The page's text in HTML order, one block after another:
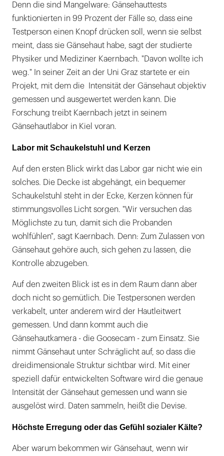
Denn die sind Mangelware: Gänsehauttests
funktionierten in 99 Prozent der Fälle so, dass eine
Testperson einen Knopf drücken soll, wenn sie selbst
meint, dass sie Gänsehaut habe, sagt der studierte
Physiker und Mediziner Kaernbach. "Davon wollte ich
weg." In seiner Zeit an der Uni Graz startete er ein
Projekt, mit dem die Intensität der Gänsehaut objektiv
gemessen und ausgewertet werden kann. Die
Forschung treibt Kaernbach jetzt in seinem
Gänsehautlabor in Kiel voran.
Labor mit Schaukelstuhl und Kerzen
Auf den ersten Blick wirkt das Labor gar nicht wie ein
solches. Die Decke ist abgehängt, ein bequemer
Schaukelstuhl steht in der Ecke, Kerzen können für
stimmungsvolles Licht sorgen. "Wir versuchen das
Möglichste zu tun, damit sich die Probanden
wohlfühlen", sagt Kaernbach. Denn: Zum Zulassen von
Gänsehaut gehöre auch, sich gehen zu lassen, die
Kontrolle abzugeben.
Auf den zweiten Blick ist es in dem Raum dann aber
doch nicht so gemütlich. Die Testpersonen werden
verkabelt, unter anderem wird der Hautleitwert
gemessen. Und dann kommt auch die
Gänsehautkamera - die Goosecam - zum Einsatz. Sie
nimmt Gänsehaut unter Schräglicht auf, so dass die
dreidimensionale Struktur sichtbar wird. Mit einer
speziell dafür entwickelten Software wird die genaue
Intensität der Gänsehaut gemessen und wann sie
ausgelöst wird. Daten sammeln, heißt die Devise.
Höchste Erregung oder das Gefühl sozialer Kälte?
Aber warum bekommen wir Gänsehaut, wenn wir